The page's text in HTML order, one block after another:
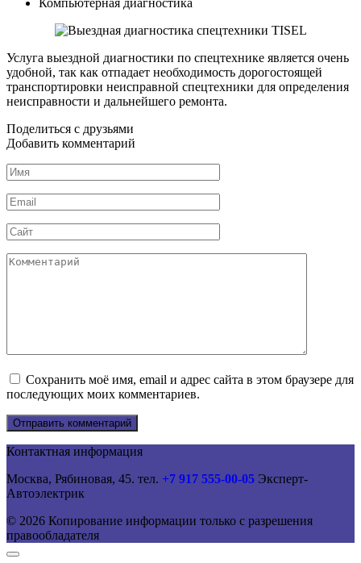
Компьютерная диагностика
Услуга выездной диагностики по спецтехнике является очень
удобной, так как отпадает необходимость дорогостоящей
транспортировки неисправной спецтехники для определения
неисправности и дальнейшего ремонта.
Поделиться с друзьями
Добавить комментарий
Имя
*
Email
*
Сайт
Комментарий
Сохранить моё имя, email и адрес сайта в этом браузере для
последующих моих комментариев.
Контактная информация
Москва, Рябиновая, 45. тел. +7 917 555-00-05 Эксперт-
Автоэлектрик
© 2026 Копирование информации только с разрешения
правообладателя